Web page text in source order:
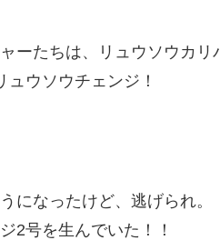
ーたちは、リュウソウカリ
ウソウチェンジ！
になったけど、逃げられ。
2号を生んでいた！！